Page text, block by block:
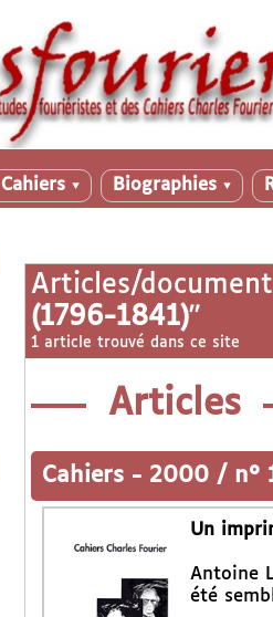
Cahiers ▼ Biographies ▼
Articles/
(1796-1841)"
1 article trouvé dans ce site
Articles
Cahiers - 2000 / n°
Un
Antoine
été